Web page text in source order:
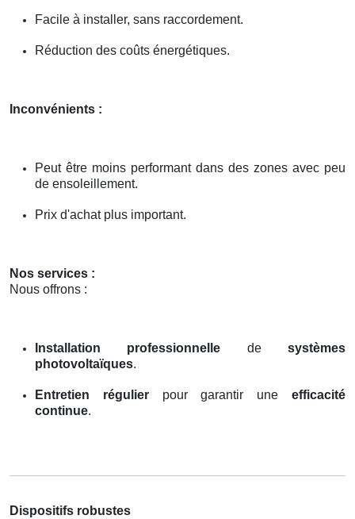
Facile à installer, sans raccordement.
Réduction des coûts énergétiques.
Inconvénients :
Peut être moins performant dans des zones avec peu
de ensoleillement.
Prix d'achat plus important.
Nos services :
Nous offrons :
Installation professionnelle desystèmes
photovoltaïques.
Entretien régulierpour garantir uneefficacité
continue.
Dispositifs robustes